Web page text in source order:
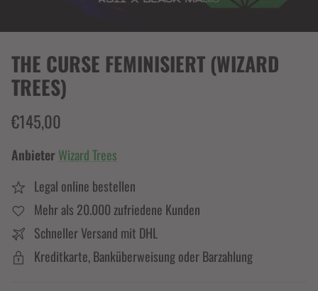
THE CURSE FEMINISIERT (WIZARD
TREES)
€145,00
Anbieter Wizard Trees
Legal online bestellen
Mehr als 20.000 zufriedene Kunden
Schneller Versand mit DHL
Kreditkarte, Banküberweisung oder Barzahlung